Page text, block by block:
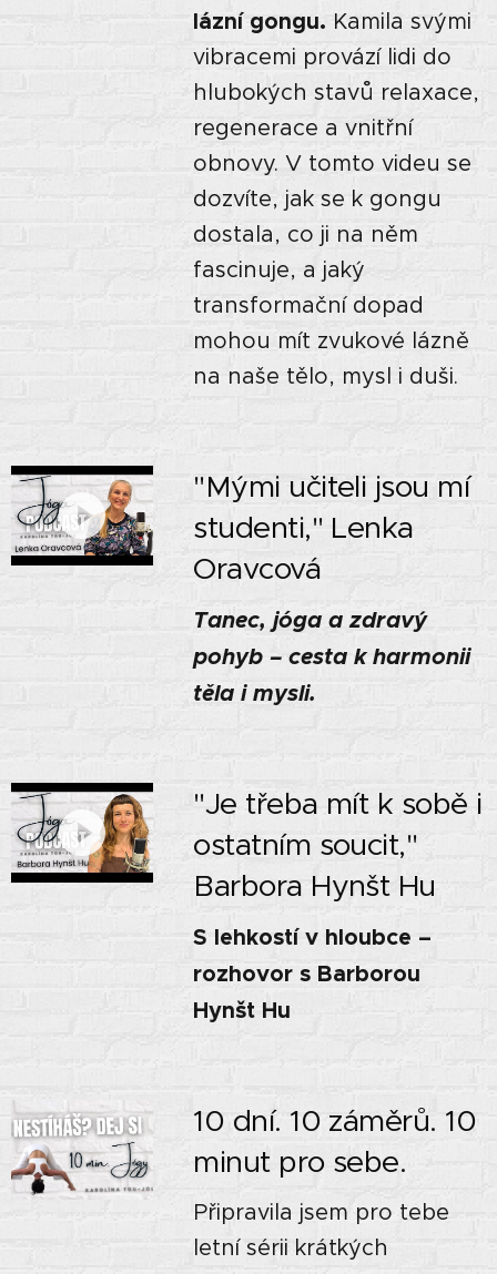
lázní gongu. Kamila svými
vibracemi provází lidi do
hlubokých stavů relaxace,
regenerace a vnitřní
obnovy. V tomto videu se
dozvíte, jak se k gongu
dostala, co ji na něm
fascinuje, a jaký
transformační dopad
mohou mít zvukové lázně
na naše tělo, mysl i duši.
"Mými učiteli jsou mí
studenti," Lenka
Oravcová
Tanec, jóga a zdravý
pohyb – cesta k harmonii
těla i mysli.
"Je třeba mít k sobě i
ostatním soucit,"
Barbora Hynšt Hu
S lehkostí v hloubce –
rozhovor s Barborou
Hynšt Hu
10 dní. 10 záměrů. 10
minut pro sebe.
Připravila jsem pro tebe
letní sérii krátkých